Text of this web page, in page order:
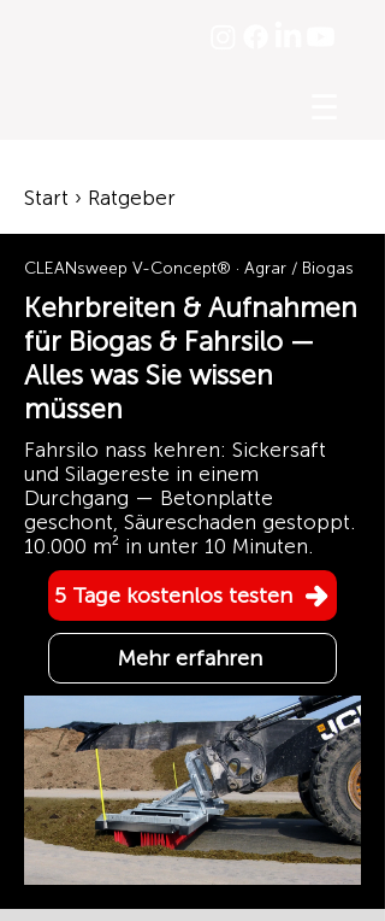
Start › Ratgeber
CLEANsweep V-Concept® · Agrar / Biogas
Kehrbreiten & Aufnahmen
für Biogas & Fahrsilo —
Alles was Sie wissen
müssen
Fahrsilo nass kehren: Sickersaft
und Silagereste in einem
Durchgang — Betonplatte
geschont, Säureschaden gestoppt.
10.000 m² in unter 10 Minuten.
5 Tage kostenlos testen
Mehr erfahren